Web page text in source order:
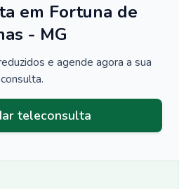
em Fortuna de
- MG
e agende agora a sua
consulta.
teleconsulta